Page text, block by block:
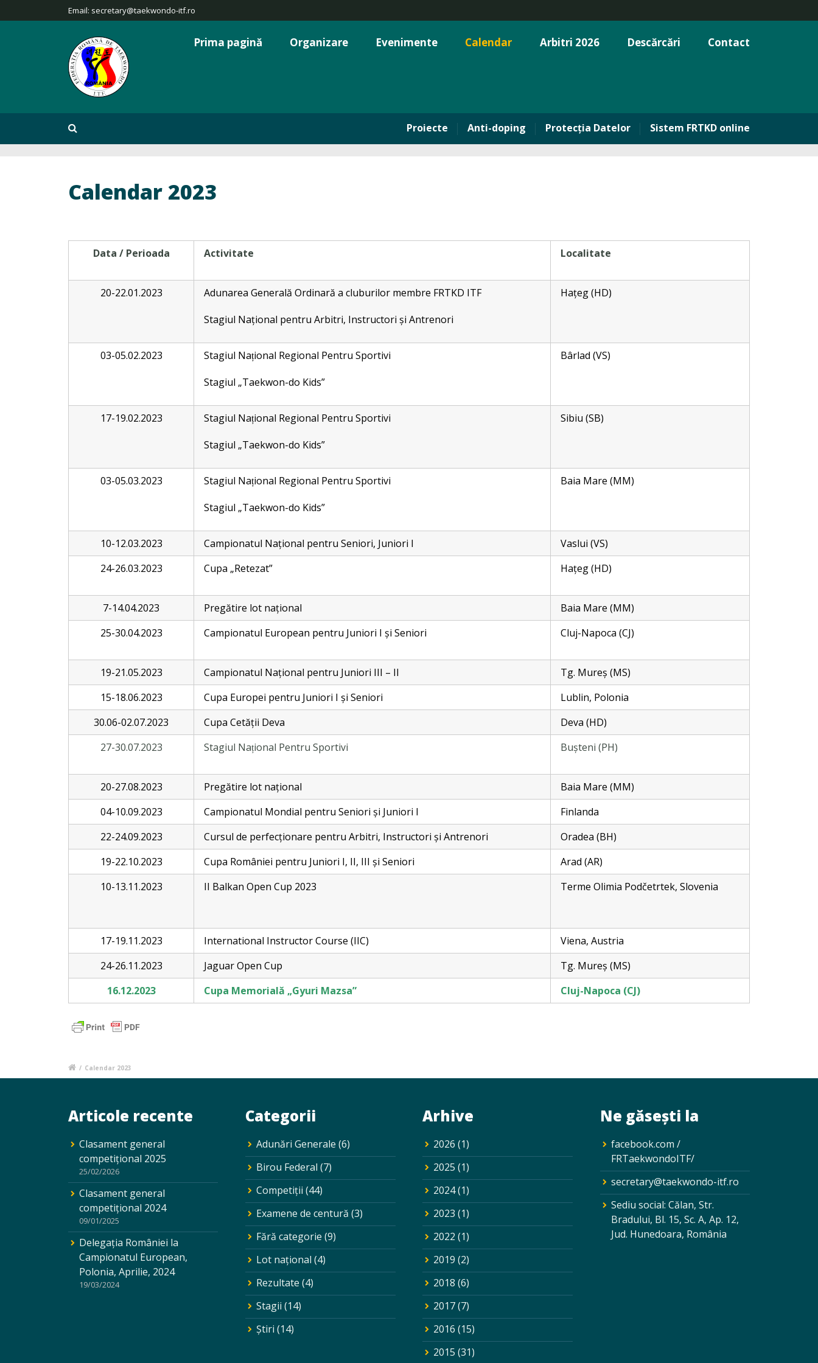
Email: secretary@taekwondo-itf.ro
Prima pagină Organizare Evenimente Calendar Arbitri 2026 Descărcări Contact
Proiecte Anti-doping Protecția Datelor Sistem FRTKD online
Calendar 2023
Data / Perioada Activitate Localitate
20-22.01.2023
Adunarea Generală Ordinară a cluburilor membre FRTKD ITF
Stagiul Național pentru Arbitri, Instructori și Antrenori
Hațeg (HD)
03-05.02.2023
Stagiul Național Regional Pentru Sportivi
Stagiul „Taekwon-do Kids”
Bârlad (VS)
17-19.02.2023
Stagiul Național Regional Pentru Sportivi
Stagiul „Taekwon-do Kids”
Sibiu (SB)
03-05.03.2023
Stagiul Național Regional Pentru Sportivi
Stagiul „Taekwon-do Kids”
Baia Mare (MM)
10-12.03.2023 Campionatul Național pentru Seniori, Juniori I
Vaslui (VS)
24-26.03.2023
Cupa „Retezat” Hațeg (HD)
7-14.04.2023 Pregătire lot național
Baia Mare (MM)
25-30.04.2023
Campionatul European pentru Juniori I și Seniori Cluj-Napoca (CJ)
19-21.05.2023 Campionatul Național pentru Juniori III – II
Tg. Mureș (MS)
15-18.06.2023
Cupa Europei pentru Juniori I și Seniori
Lublin, Polonia
30.06-02.07.2023
Cupa Cetății Deva
Deva (HD)
27-30.07.2023
Stagiul Național Pentru Sportivi Bușteni (PH)
20-27.08.2023 Pregătire lot național
Baia Mare (MM)
04-10.09.2023
Campionatul Mondial pentru Seniori și Juniori I
Finlanda
22-24.09.2023
Cursul de perfecționare pentru Arbitri, Instructori și Antrenori
Oradea (BH)
19-22.10.2023
Cupa României pentru Juniori I, II, III și Seniori
Arad (AR)
10-13.11.2023
II Balkan Open Cup 2023 Terme Olimia Podčetrtek, Slovenia
17-19.11.2023 International Instructor Course (IIC)
Viena, Austria
24-26.11.2023
Jaguar Open Cup
Tg. Mureș (MS)
16.12.2023
Cupa Memorială „Gyuri Mazsa” Cluj-Napoca (CJ)
/ Calendar 2023
Articole recente
Clasament general
competițional 2025
25/02/2026
Clasament general
competițional 2024
09/01/2025
Delegația României la
Campionatul European,
Polonia, Aprilie, 2024
19/03/2024
Categorii
Adunări Generale (6)
Birou Federal (7)
Competiții (44)
Examene de centură (3)
Fără categorie (9)
Lot național (4)
Rezultate (4)
Stagii (14)
Ştiri (14)
Arhive
2026 (1)
2025 (1)
2024(1)
2023 (1)
2022 (1)
2019 (2)
2018 (6)
2017(7)
2016 (15)
2015 (31)
Ne găsești la
facebook.com /
FRTaekwondoITF/
secretary@taekwondo-itf.ro
Sediu social: Călan, Str.
Bradului, Bl. 15, Sc. A, Ap. 12,
Jud. Hunedoara, România